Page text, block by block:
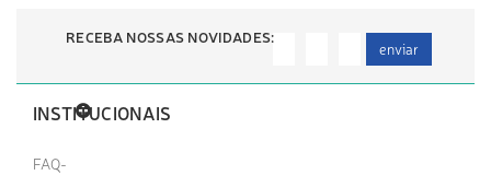
RECEBA NOSSAS NOVIDADES:
enviar
INSTITUCIONAIS
FAQ-